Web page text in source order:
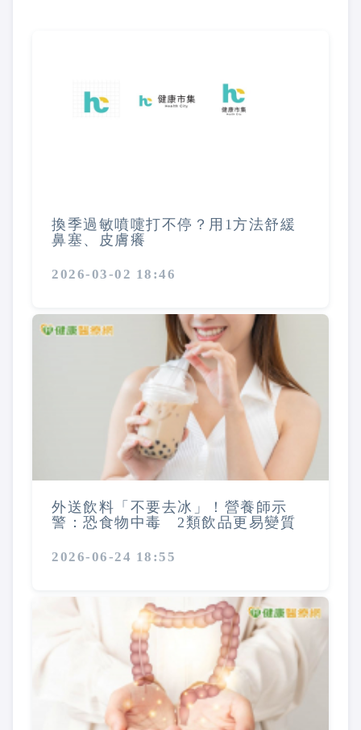
換季過敏噴嚏打不停？用1方法舒緩
鼻塞、皮膚癢
2026-03-02 18:46
外送飲料「不要去冰」！營養師示
警：恐食物中毒 2類飲品更易變質
2026-06-24 18:55